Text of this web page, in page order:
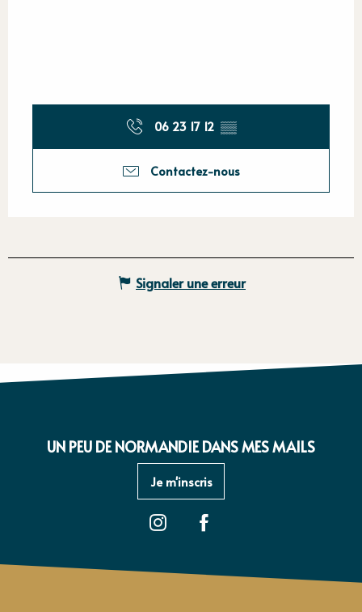
06 23 17 12 ▒▒
Contactez-nous
Signaler une erreur
UN PEU DE NORMANDIE DANS MES MAILS
Je m'inscris